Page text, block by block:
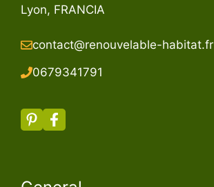
Lyon, FRANCIA
contact@renouvelable-habitat.fr
0679341791